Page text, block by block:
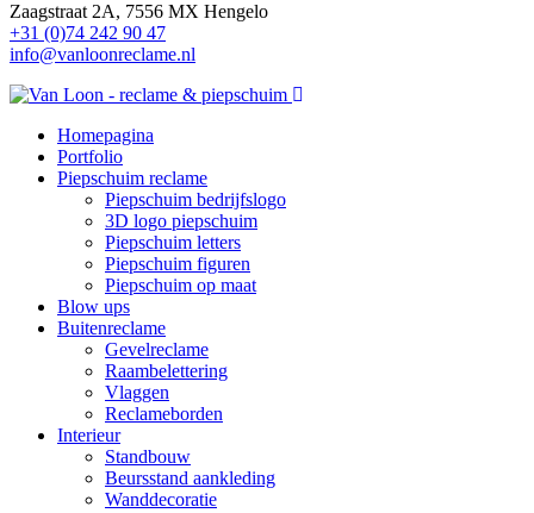
Zaagstraat 2A, 7556 MX Hengelo
+31 (0)74 242 90 47
info@vanloonreclame.nl
Homepagina
Portfolio
Piepschuim reclame
Piepschuim bedrijfslogo
3D logo piepschuim
Piepschuim letters
Piepschuim figuren
Piepschuim op maat
Blow ups
Buitenreclame
Gevelreclame
Raambelettering
Vlaggen
Reclameborden
Interieur
Standbouw
Beursstand aankleding
Wanddecoratie